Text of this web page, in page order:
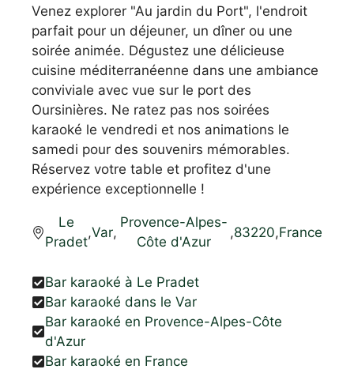
Venez explorer "Au jardin du Port", l'endroit
parfait pour un déjeuner, un dîner ou une
soirée animée. Dégustez une délicieuse
cuisine méditerranéenne dans une ambiance
conviviale avec vue sur le port des
Oursinières. Ne ratez pas nos soirées
karaoké le vendredi et nos animations le
samedi pour des souvenirs mémorables.
Réservez votre table et profitez d'une
expérience exceptionnelle !
Le
Pradet
,Var,
Provence-Alpes-
Côte d'Azur
,83220,France
Bar karaoké à Le Pradet
Bar karaoké dans le Var
Bar karaoké en Provence-Alpes-Côte
d'Azur
Bar karaoké en France